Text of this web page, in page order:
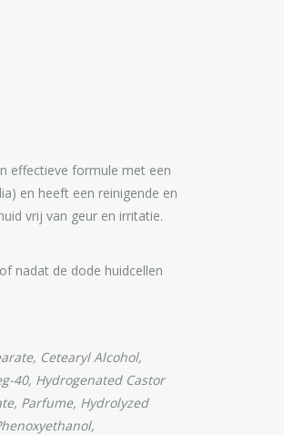
effectieve formule met een
en heeft een reinigende en
vrij van geur en irritatie.
nadat de dode huidcellen
Cetearyl Alcohol,
40, Hydrogenated Castor
Parfume, Hydrolyzed